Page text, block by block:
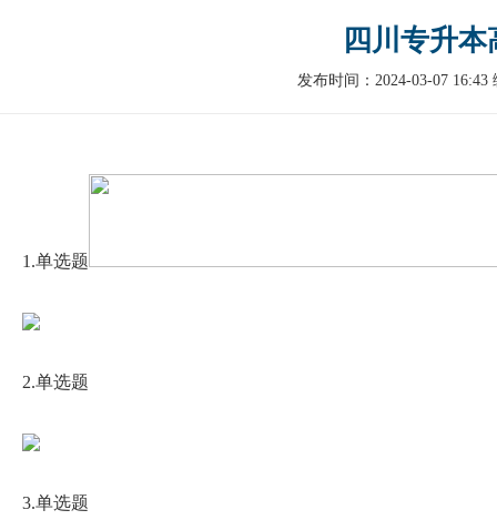
四川专升
发布时间：2024-03-07 16:43
1.单选题
2.单选题
3.单选题